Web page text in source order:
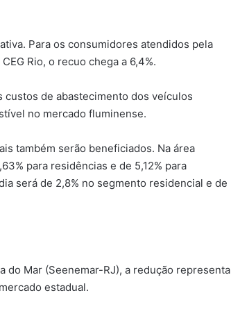
Para os consumidores atendidos pela
Rio, o recuo chega a 6,4%.
de abastecimento dos veículos
no mercado fluminense.
também serão beneficiados. Na área
para residências e de 5,12% para
será de 2,8% no segmento residencial e de
do Mar (Seenemar-RJ), a redução representa
estadual.